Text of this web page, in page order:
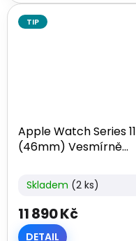
sledují i v době, kdy spíš.
Baterie má ohromnou
TIP
Apple Watch Series 11
(46mm) Vesmírně
Skladem (2 ks)
11 890 Kč
DETAIL